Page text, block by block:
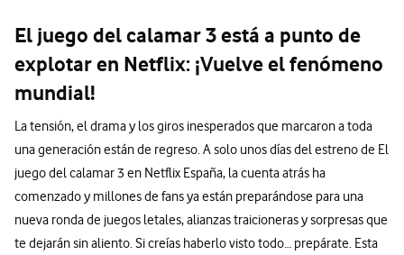
Grandes empresas
y AA.PP.
El juego del calamar 3 está a punto de
explotar en Netflix: ¡Vuelve el fenómeno
mundial!
La tensión, el drama y los giros inesperados que marcaron a toda
una generación están de regreso. A solo unos días del estreno de El
juego del calamar 3 en Netflix España, la cuenta atrás ha
comenzado y millones de fans ya están preparándose para una
nueva ronda de juegos letales, alianzas traicioneras y sorpresas que
te dejarán sin aliento. Si creías haberlo visto todo… prepárate. Esta